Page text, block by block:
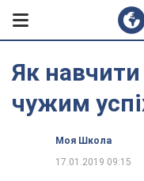
Як
чужим
Моя Школа
17.01.2019 09:15